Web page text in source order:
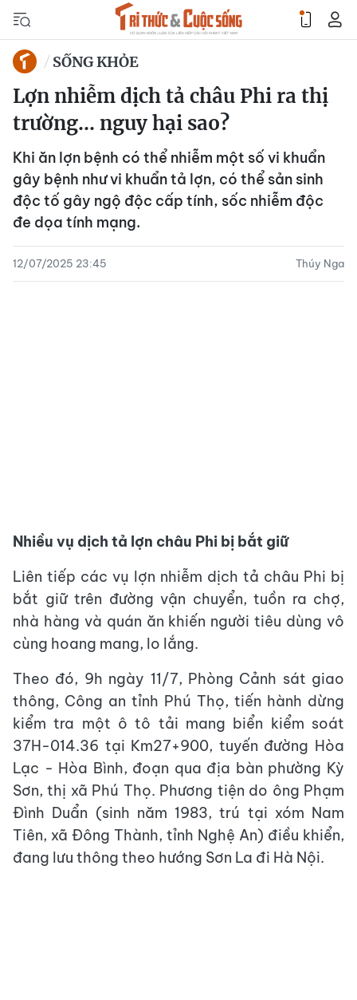
SỐNG KHỎE
Lợn nhiễm dịch tả châu Phi ra thị
trường... nguy hại sao?
Khi ăn lợn bệnh có thể nhiễm một số vi khuẩn
gây bệnh như vi khuẩn tả lợn, có thể sản sinh
độc tố gây ngộ độc cấp tính, sốc nhiễm độc
đe dọa tính mạng.
12/07/2025 23:45 Thúy Nga
Nhiều vụ dịch tả lợn châu Phi bị bắt giữ
Liên tiếp các vụ lợn nhiễm dịch tả châu Phi bị
bắt giữ trên đường vận chuyển, tuồn ra chợ,
nhà hàng và quán ăn khiến người tiêu dùng vô
cùng hoang mang, lo lắng.
Theo đó, 9h ngày 11/7, Phòng Cảnh sát giao
thông, Công an tỉnh Phú Thọ, tiến hành dừng
kiểm tra một ô tô tải mang biển kiểm soát
37H-014.36 tại Km27+900, tuyến đường Hòa
Lạc - Hòa Bình, đoạn qua địa bàn phường Kỳ
Sơn, thị xã Phú Thọ. Phương tiện do ông Phạm
Đình Duẩn (sinh năm 1983, trú tại xóm Nam
Tiên, xã Đông Thành, tỉnh Nghệ An) điều khiển,
đang lưu thông theo hướng Sơn La đi Hà Nội.